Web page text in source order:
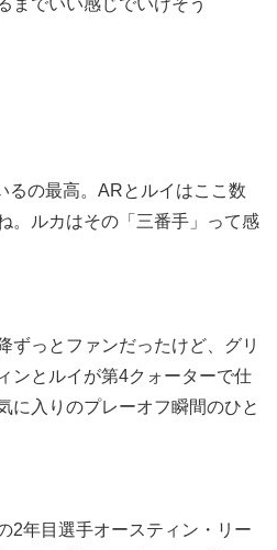
で審判を性接待して買収してい
が100マイル粉砕の26号弾で逆
球率が高い奇妙な二面性」
的ブームの様子がこちら…」＝
リカの揚げ寿司についてどう思
応）
【海外の反応】
ている日本のトラックを見た海外
れ！【海外の反応】
までいい感じでいけそう
の最高。ARとルイはここ数
。ルカはその「三番手」って感
ずっとファンだったけど、グリ
ンとルイが第4クォーターで仕
に入りのプレーオフ瞬間のひと
2年目選手オースティン・リー